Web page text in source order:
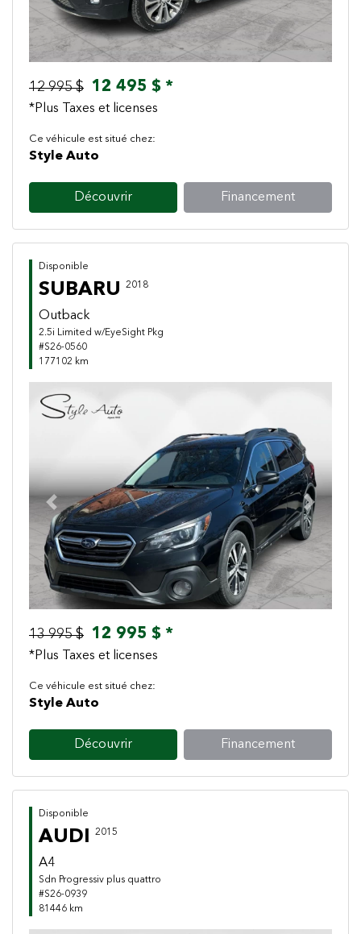
12 995 $ 12 495 $ *
*Plus Taxes et licenses
Ce véhicule est situé chez:
Style Auto
Découvrir Financement
Disponible
SUBARU 2018
Outback
2.5i Limited w/EyeSight Pkg
#S26-0560
177102 km
Previous Next
13 995 $ 12 995 $ *
*Plus Taxes et licenses
Ce véhicule est situé chez:
Style Auto
Découvrir Financement
Disponible
AUDI 2015
A4
Sdn Progressiv plus quattro
#S26-0939
81446 km